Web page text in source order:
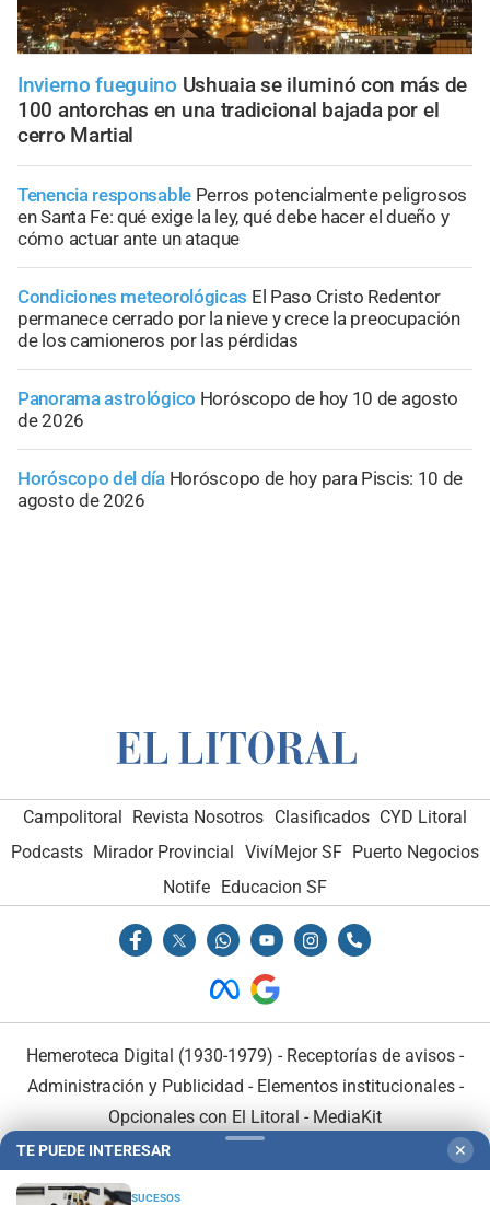
Invierno fueguino Ushuaia se iluminó con más de
100 antorchas en una tradicional bajada por el
cerro Martial
Tenencia responsable Perros potencialmente peligrosos
en Santa Fe: qué exige la ley, qué debe hacer el dueño y
cómo actuar ante un ataque
Condiciones meteorológicas El Paso Cristo Redentor
permanece cerrado por la nieve y crece la preocupación
de los camioneros por las pérdidas
Panorama astrológico Horóscopo de hoy 10 de agosto
de 2026
Horóscopo del día Horóscopo de hoy para Piscis: 10 de
agosto de 2026
Campolitoral Revista Nosotros Clasificados CYD Litoral
Podcasts Mirador Provincial VivíMejor SF Puerto Negocios
Notife Educacion SF
Hemeroteca Digital (1930-1979) - Receptorías de avisos -
Administración y Publicidad - Elementos institucionales-
Opcionales con El Litoral - MediaKit
TE PUEDE INTERESAR ✕
SUCESOS